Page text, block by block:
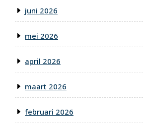
juni 2026
mei 2026
april 2026
maart 2026
februari 2026